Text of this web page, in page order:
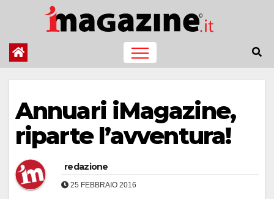
contenuto
Annuari iMagazine,
riparte l’avventura!
redazione
25 FEBBRAIO 2016